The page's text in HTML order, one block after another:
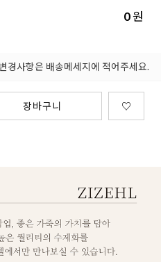
0원
경사항은 배송메세지에 적어주세요.
장바구니 ♡